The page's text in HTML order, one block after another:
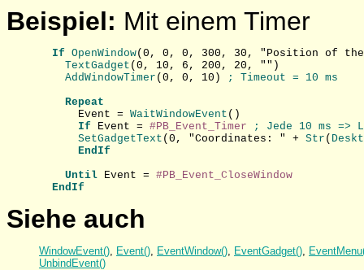
Beispiel: Mit einem Timer
If OpenWindow(0, 0, 0, 300, 30, "Position of the
    TextGadget
    AddWindowTimer
(0, 0, 10)
; Timeout = 10 ms
Repeat
      Event =
WaitWindowEvent ()
If Event = #PB_Event_Timer
; Jede 10 ms =>
      SetGadgetText
(0, "Coordinates: " + Str (
EndIf
Until Event = #PB_Event_CloseWindow
EndIf
Siehe auch
WindowEvent(), Event(), EventWindow(), EventGadget(),
UnbindEvent()